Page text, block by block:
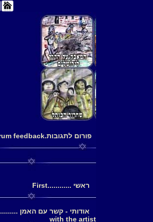
פורום לתגובות.Forum feedback
ראשי ............First
with the artist